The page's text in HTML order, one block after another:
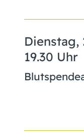
Dienstag,
19.30 Uhr